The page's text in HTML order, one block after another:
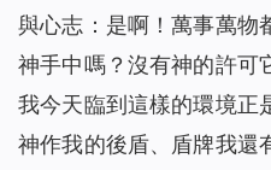
與心志：是啊！萬事萬物
神手中嗎？沒有神的許可
我今天臨到這樣的環境正
神作我的後盾、盾牌我還